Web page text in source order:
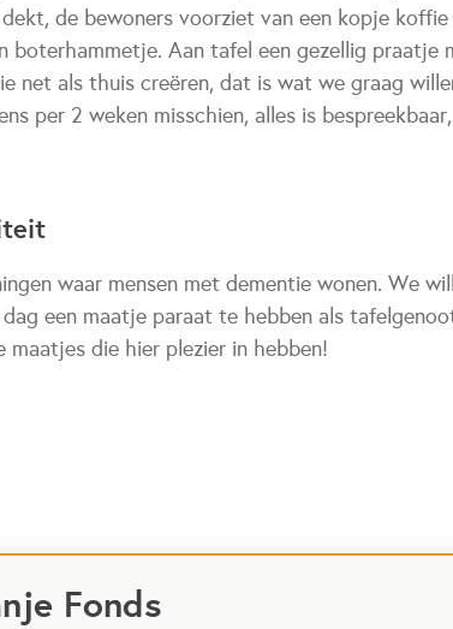
Fonds
de bewoners voorziet van een kopje
boterhammetje. Aan tafel een gezellig praatje
net als thuis creëren, dat is wat we graag
per 2 weken misschien, alles is
waar mensen met dementie wonen. We
een maatje paraat te hebben als
die hier plezier in hebben!